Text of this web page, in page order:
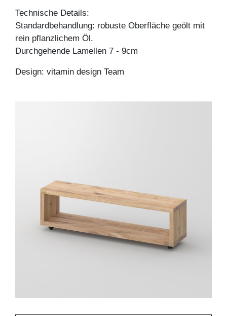
Technische Details:
Standardbehandlung: robuste Oberfläche geölt mit
rein pflanzlichem Öl.
Durchgehende Lamellen 7 - 9cm
Design: vitamin design Team